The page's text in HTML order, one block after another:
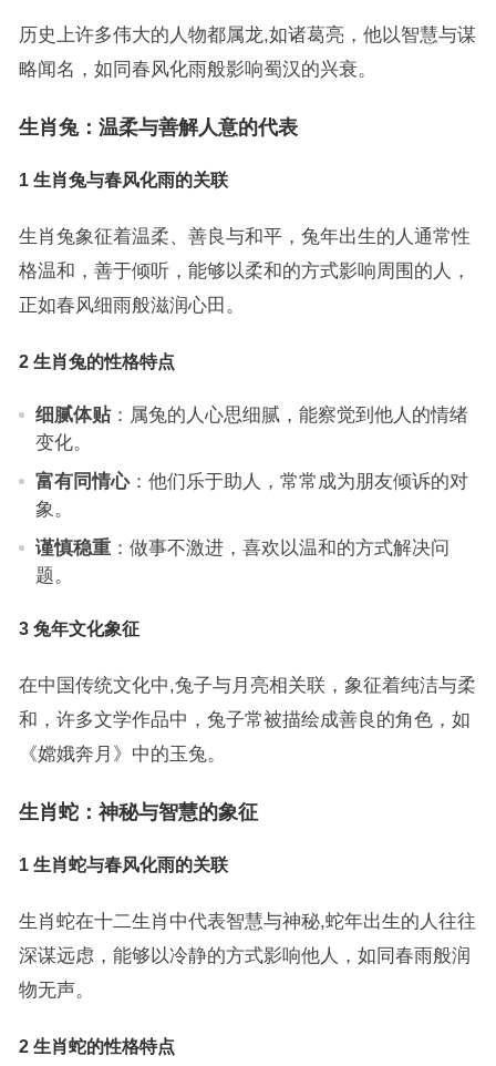
历史上许多伟大的人物都属龙,如诸葛亮，他以智慧与谋
略闻名，如同春风化雨般影响蜀汉的兴衰。
生肖兔：温柔与善解人意的代表
1 生肖兔与春风化雨的关联
生肖兔象征着温柔、善良与和平，兔年出生的人通常性
格温和，善于倾听，能够以柔和的方式影响周围的人，
正如春风细雨般滋润心田。
2 生肖兔的性格特点
细腻体贴：属兔的人心思细腻，能察觉到他人的情绪
变化。
富有同情心：他们乐于助人，常常成为朋友倾诉的对
象。
谨慎稳重：做事不激进，喜欢以温和的方式解决问
题。
3 兔年文化象征
在中国传统文化中,兔子与月亮相关联，象征着纯洁与柔
和，许多文学作品中，兔子常被描绘成善良的角色，如
《嫦娥奔月》中的玉兔。
生肖蛇：神秘与智慧的象征
1 生肖蛇与春风化雨的关联
生肖蛇在十二生肖中代表智慧与神秘,蛇年出生的人往往
深谋远虑，能够以冷静的方式影响他人，如同春雨般润
物无声。
2 生肖蛇的性格特点